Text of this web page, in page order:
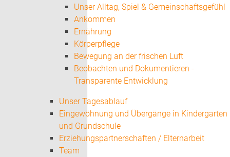
Unser Alltag, Spiel & Gemeinschaftsgefühl
Ankommen
Ernährung
Körperpflege
Bewegung an der frischen Luft
Beobachten und Dokumentieren -
Transparente Entwicklung
Unser Tagesablauf
Eingewöhnung und Übergänge in Kindergarten
und Grundschule
Erziehungspartnerschaften / Elternarbeit
Team